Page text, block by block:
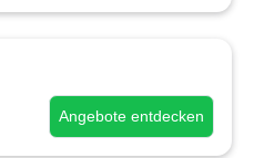
Angebote entdecken